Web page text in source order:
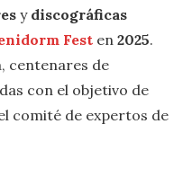
y discográficas
Fest en 2025.
centenares de
con el objetivo de
comité de expertos de